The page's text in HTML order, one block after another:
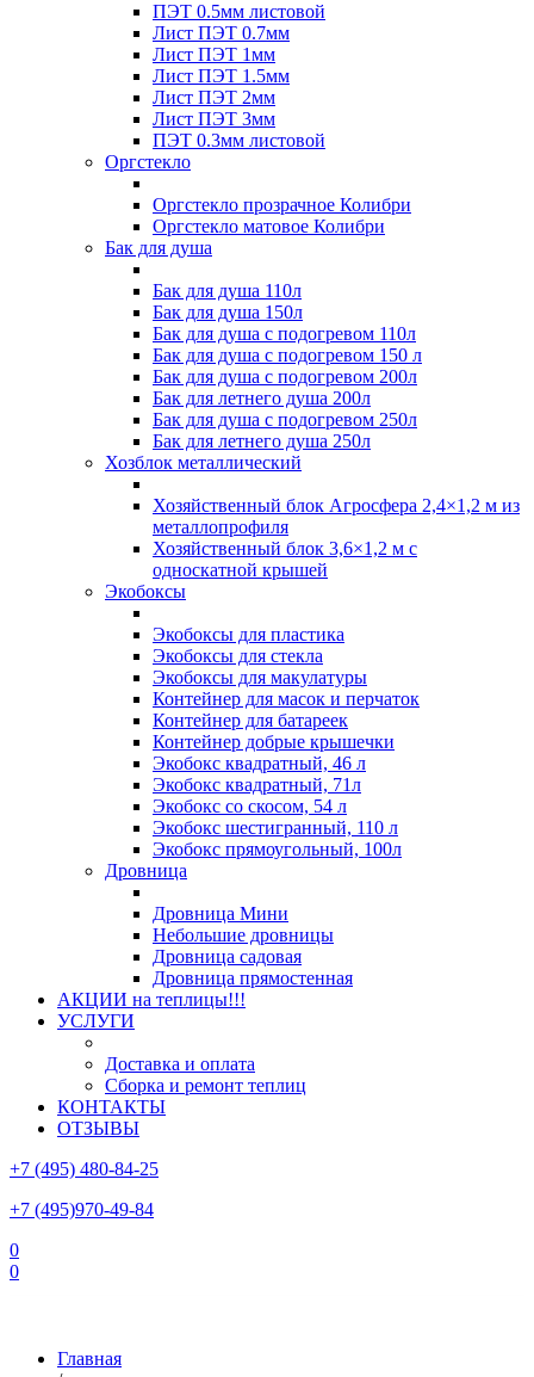
ПЭТ 0.5мм листовой
Лист ПЭТ 0.7мм
Лист ПЭТ 1мм
Лист ПЭТ 1.5мм
Лист ПЭТ 2мм
Лист ПЭТ 3мм
ПЭТ 0.3мм листовой
Оргстекло
Оргстекло прозрачное Колибри
Оргстекло матовое Колибри
Бак для душа
Бак для душа 110л
Бак для душа 150л
Бак для душа с подогревом 110л
Бак для душа с подогревом 150 л
Бак для душа с подогревом 200л
Бак для летнего душа 200л
Бак для душа с подогревом 250л
Бак для летнего душа 250л
Хозблок металлический
Хозяйственный блок Агросфера 2,4×1,2 м из
металлопрофиля
Хозяйственный блок 3,6×1,2 м с
односкатной крышей
Экобоксы
Экобоксы для пластика
Экобоксы для стекла
Экобоксы для макулатуры
Контейнер для масок и перчаток
Контейнер для батареек
Контейнер добрые крышечки
Экобокс квадратный, 46 л
Экобокс квадратный, 71л
Экобокс со скосом, 54 л
Экобокс шестигранный, 110 л
Экобокс прямоугольный, 100л
Дровница
Дровница Мини
Небольшие дровницы
Дровница садовая
Дровница прямостенная
АКЦИИ на теплицы!!!
УСЛУГИ
Доставка и оплата
Сборка и ремонт теплиц
КОНТАКТЫ
ОТЗЫВЫ
+7 (495) 480-84-25
+7 (495)970-49-84
0
0
Главная